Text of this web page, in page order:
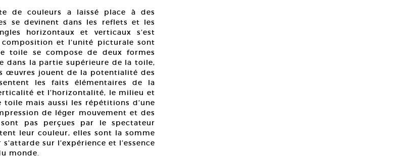
de couleurs a laissé place à des
se devinent dans les reflets et les
horizontaux et verticaux s’est
et l’unité picturale sont
toile se compose de deux formes
dans la partie supérieure de la toile,
œuvres jouent de la potentialité des
les faits élémentaires de la
et l’horizontalité, le milieu et
toile mais aussi les répétitions d’une
de léger mouvement et des
pas perçues par le spectateur
leur couleur, elles sont la somme
sur l’expérience et l’essence
monde.